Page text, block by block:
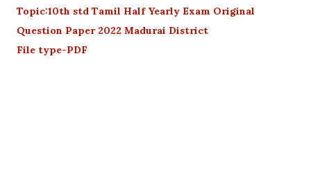
Topic:10th std Tamil Half Yearly Exam Original
Question Paper 2022 Madurai District
File type-PDF